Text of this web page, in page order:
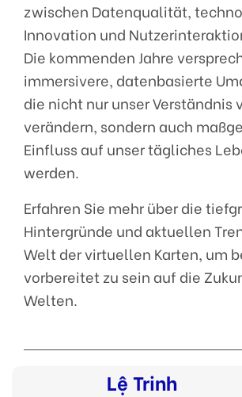
zwischen Datenqualität,
Innovation und
Die kommenden Jahre
immersivere, datenbasierte
die nicht nur unser Verständnis
verändern, sondern auch
Einfluss auf unser tägliches
werden.
Erfahren Sie mehr über die
Hintergründe und aktuellen
Welt der virtuellen Karten, um
vorbereitet zu sein auf die
Welten.
Lệ Trinh